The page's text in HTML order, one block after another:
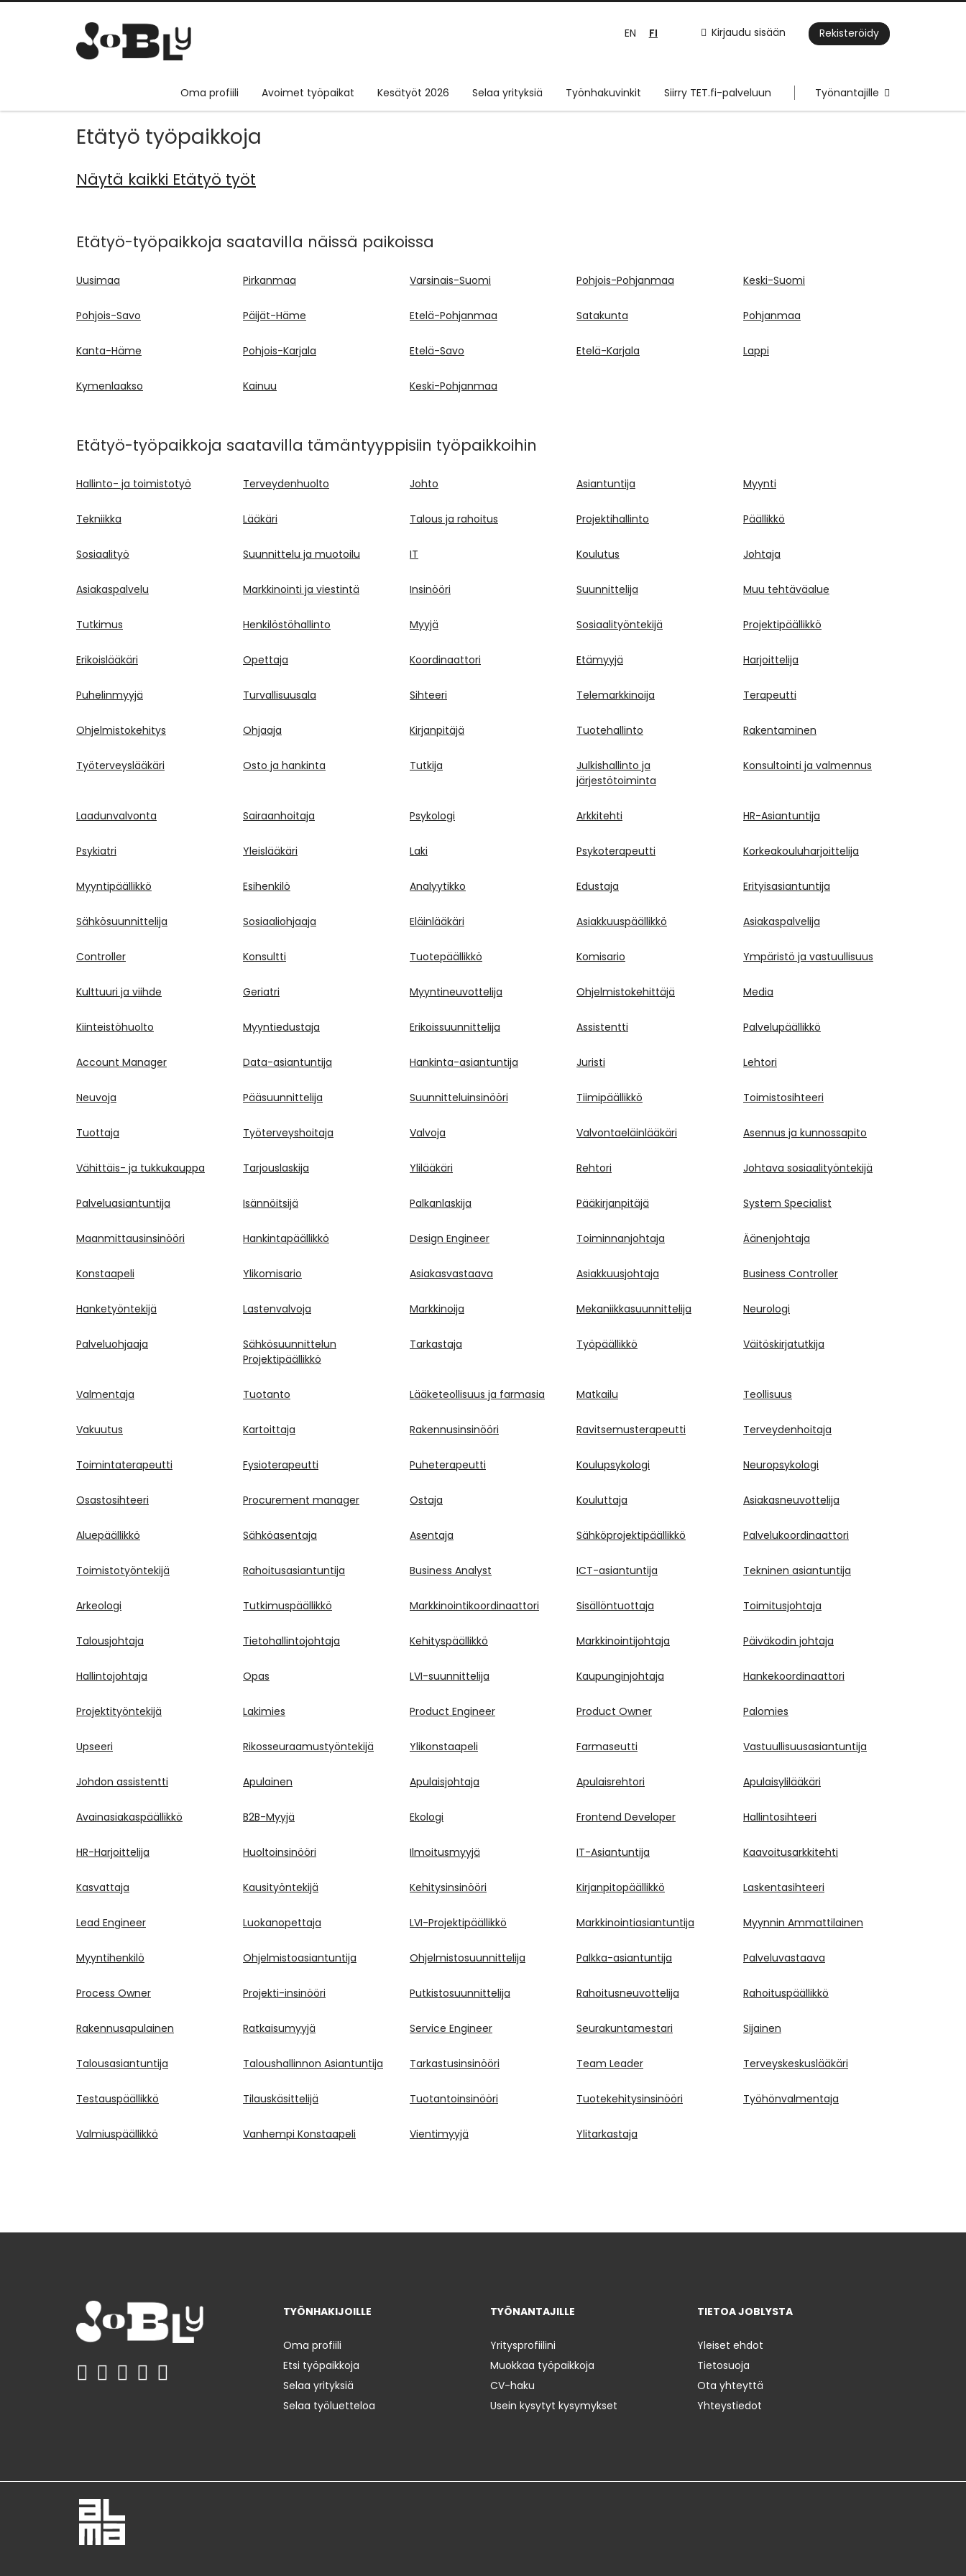
Kirjaudu sisään Rekisteröidy
EN FI
Oma profiili Avoimet työpaikat Kesätyöt 2026 Selaa yrityksiä Työnhakuvinkit Siirry TET.fi-palveluun Työnantajille
Etätyö työpaikkoja
Näytä kaikki Etätyö työt
Etätyö-työpaikkoja saatavilla näissä paikoissa
Uusimaa Pirkanmaa Varsinais-Suomi Pohjois-Pohjanmaa Keski-Suomi
Pohjois-Savo Päijät-Häme Etelä-Pohjanmaa Satakunta Pohjanmaa
Kanta-Häme Pohjois-Karjala Etelä-Savo Etelä-Karjala Lappi
Kymenlaakso Kainuu Keski-Pohjanmaa
Etätyö-työpaikkoja saatavilla tämäntyyppisiin työpaikkoihin
Hallinto- ja toimistotyö Terveydenhuolto Johto Asiantuntija Myynti
Tekniikka Lääkäri Talous ja rahoitus Projektihallinto Päällikkö
Sosiaalityö Suunnittelu ja muotoilu IT Koulutus Johtaja
Asiakaspalvelu Markkinointi ja viestintä Insinööri Suunnittelija Muu tehtäväalue
Tutkimus Henkilöstöhallinto Myyjä Sosiaalityöntekijä Projektipäällikkö
Erikoislääkäri Opettaja Koordinaattori Etämyyjä Harjoittelija
Puhelinmyyjä Turvallisuusala Sihteeri Telemarkkinoija Terapeutti
Ohjelmistokehitys Ohjaaja Kirjanpitäjä Tuotehallinto Rakentaminen
Työterveyslääkäri Osto ja hankinta Tutkija
Julkishallinto ja
järjestötoiminta
Konsultointi ja valmennus
Laadunvalvonta Sairaanhoitaja Psykologi Arkkitehti HR-Asiantuntija
Psykiatri Yleislääkäri Laki Psykoterapeutti Korkeakouluharjoittelija
Myyntipäällikkö Esihenkilö Analyytikko Edustaja Erityisasiantuntija
Sähkösuunnittelija Sosiaaliohjaaja Eläinlääkäri Asiakkuuspäällikkö Asiakaspalvelija
Controller Konsultti Tuotepäällikkö Komisario Ympäristö ja vastuullisuus
Kulttuuri ja viihde Geriatri Myyntineuvottelija Ohjelmistokehittäjä Media
Kiinteistöhuolto Myyntiedustaja Erikoissuunnittelija Assistentti Palvelupäällikkö
Account Manager Data-asiantuntija Hankinta-asiantuntija Juristi Lehtori
Neuvoja Pääsuunnittelija Suunnitteluinsinööri Tiimipäällikkö Toimistosihteeri
Tuottaja Työterveyshoitaja Valvoja Valvontaeläinlääkäri Asennus ja kunnossapito
Vähittäis- ja tukkukauppa Tarjouslaskija Ylilääkäri Rehtori Johtava sosiaalityöntekijä
Palveluasiantuntija Isännöitsijä Palkanlaskija Pääkirjanpitäjä System Specialist
Maanmittausinsinööri Hankintapäällikkö Design Engineer Toiminnanjohtaja Äänenjohtaja
Konstaapeli Ylikomisario Asiakasvastaava Asiakkuusjohtaja Business Controller
Hanketyöntekijä Lastenvalvoja Markkinoija Mekaniikkasuunnittelija Neurologi
Palveluohjaaja
Sähkösuunnittelun
Projektipäällikkö
Tarkastaja Työpäällikkö Väitöskirjatutkija
Valmentaja Tuotanto Lääketeollisuus ja farmasia Matkailu Teollisuus
Vakuutus Kartoittaja Rakennusinsinööri Ravitsemusterapeutti Terveydenhoitaja
Toimintaterapeutti Fysioterapeutti Puheterapeutti Koulupsykologi Neuropsykologi
Osastosihteeri Procurement manager Ostaja Kouluttaja Asiakasneuvottelija
Aluepäällikkö Sähköasentaja Asentaja Sähköprojektipäällikkö Palvelukoordinaattori
Toimistotyöntekijä Rahoitusasiantuntija Business Analyst ICT-asiantuntija Tekninen asiantuntija
Arkeologi Tutkimuspäällikkö Markkinointikoordinaattori Sisällöntuottaja Toimitusjohtaja
Talousjohtaja Tietohallintojohtaja Kehityspäällikkö Markkinointijohtaja Päiväkodin johtaja
Hallintojohtaja Opas LVI-suunnittelija Kaupunginjohtaja Hankekoordinaattori
Projektityöntekijä Lakimies Product Engineer Product Owner Palomies
Upseeri Rikosseuraamustyöntekijä Ylikonstaapeli Farmaseutti Vastuullisuusasiantuntija
Johdon assistentti Apulainen Apulaisjohtaja Apulaisrehtori Apulaisylilääkäri
Avainasiakaspäällikkö B2B-Myyjä Ekologi Frontend Developer Hallintosihteeri
HR-Harjoittelija Huoltoinsinööri Ilmoitusmyyjä IT-Asiantuntija Kaavoitusarkkitehti
Kasvattaja Kausityöntekijä Kehitysinsinööri Kirjanpitopäällikkö Laskentasihteeri
Lead Engineer Luokanopettaja LVI-Projektipäällikkö Markkinointiasiantuntija Myynnin Ammattilainen
Myyntihenkilö Ohjelmistoasiantuntija Ohjelmistosuunnittelija Palkka-asiantuntija Palveluvastaava
Process Owner Projekti-insinööri Putkistosuunnittelija Rahoitusneuvottelija Rahoituspäällikkö
Rakennusapulainen Ratkaisumyyjä Service Engineer Seurakuntamestari Sijainen
Talousasiantuntija Taloushallinnon Asiantuntija Tarkastusinsinööri Team Leader Terveyskeskuslääkäri
Testauspäällikkö Tilauskäsittelijä Tuotantoinsinööri Tuotekehitysinsinööri Työhönvalmentaja
Valmiuspäällikkö Vanhempi Konstaapeli Vientimyyjä Ylitarkastaja
TYÖNHAKIJOILLE
Oma profiili
Etsi työpaikkoja
Selaa yrityksiä
Selaa työluetteloa
TYÖNANTAJILLE
Yritysprofiilini
Muokkaa työpaikkoja
CV-haku
Usein kysytyt kysymykset
TIETOA JOBLYSTA
Yleiset ehdot
Tietosuoja
Ota yhteyttä
Yhteystiedot